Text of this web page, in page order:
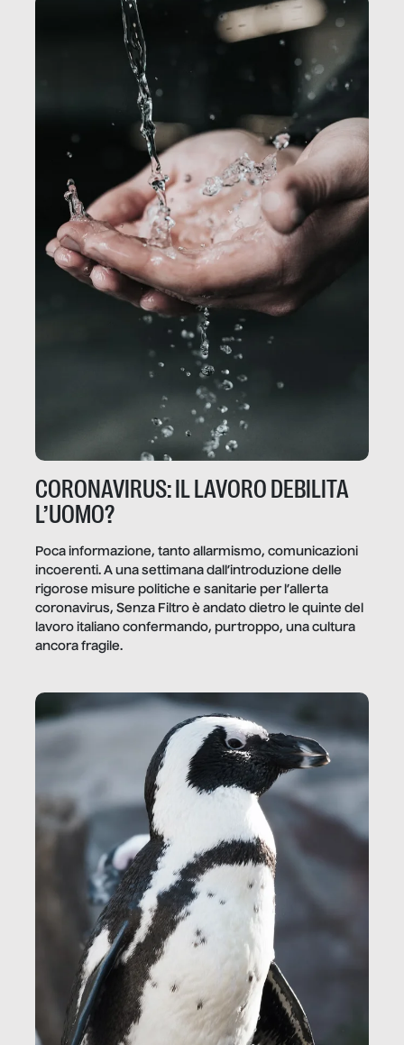
CORONAVIRUS: IL LAVORO DEBILITA
L’UOMO?
Poca informazione, tanto allarmismo, comunicazioni
incoerenti. A una settimana dall’introduzione delle
rigorose misure politiche e sanitarie per l’allerta
coronavirus, Senza Filtro è andato dietro le quinte del
lavoro italiano confermando, purtroppo, una cultura
ancora fragile.